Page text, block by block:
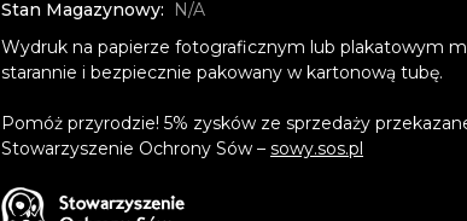
Stan Magazynowy:
N/A
Wydruk na papierze fotograficznym lub plakatowym
starannie i bezpiecznie pakowany w kartonową tubę.
Pomóż przyrodzie! 5% zysków ze sprzedaży
Stowarzyszenie Ochrony Sów – sowy.sos.pl